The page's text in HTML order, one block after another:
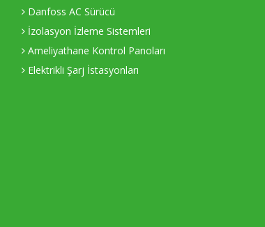
Danfoss AC Sürücü
İzolasyon İzleme Sistemleri
Ameliyathane Kontrol Panoları
Elektrikli Şarj İstasyonları